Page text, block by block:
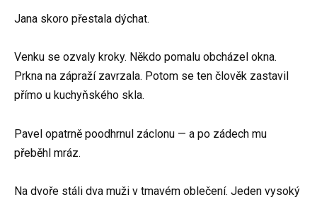
Jana skoro přestala dýchat.
Venku se ozvaly kroky. Někdo pomalu obcházel okna.
Prkna na zápraží zavrzala. Potom se ten člověk zastavil
přímo u kuchyňského skla.
Pavel opatrně poodhrnul záclonu — a po zádech mu
přeběhl mráz.
Na dvoře stáli dva muži v tmavém oblečení. Jeden vysoký